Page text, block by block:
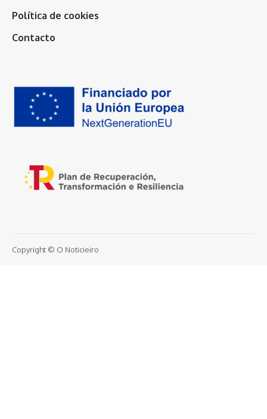
Política de cookies
Contacto
Copyright © O Noticieiro